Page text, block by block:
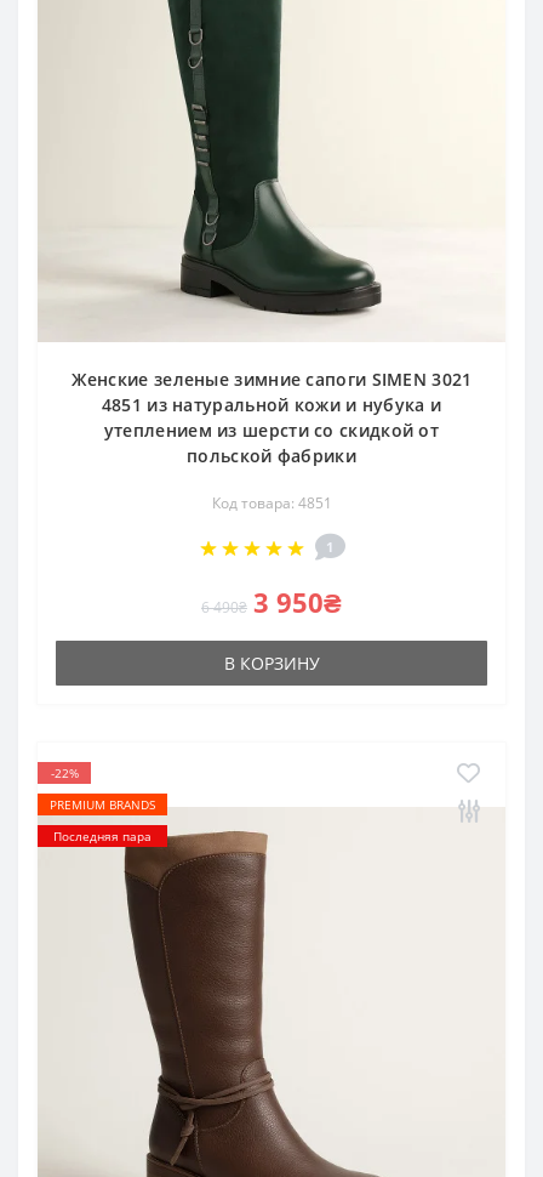
Женские зеленые зимние сапоги SIMEN 3021
4851 из натуральной кожи и нубука и
утеплением из шерсти со скидкой от
польской фабрики
Код товара: 4851
1
6 490₴ 3 950₴
В КОРЗИНУ
-22%
PREMIUM BRANDS
Последняя пара